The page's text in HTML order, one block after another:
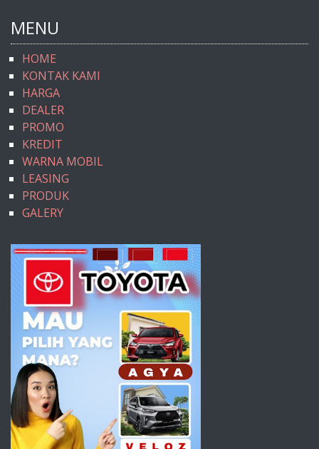
MENU
HOME
KONTAK KAMI
HARGA
DEALER
PROMO
KREDIT
WARNA MOBIL
LEASING
PRODUK
GALERY